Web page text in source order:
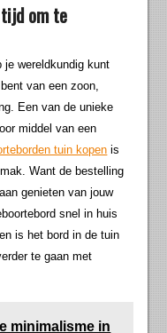
om te
je wereldkundig kunt
van een zoon,
Een van de unieke
middel van een
tuin kopen is
Want de bestelling
genieten van jouw
snel in huis
is het bord in de tuin
te gaan met
minimalisme in